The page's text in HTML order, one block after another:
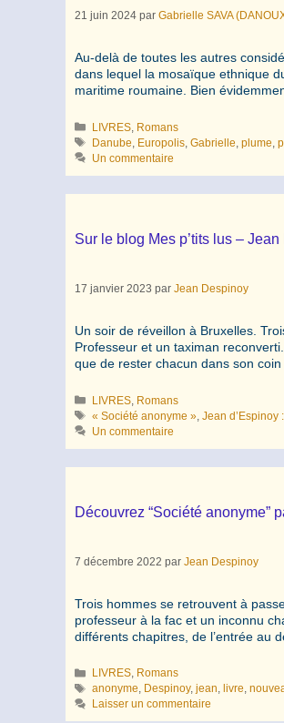
21 juin 2024 par Gabrielle SAVA
Au-delà de toutes les autres
dans lequel la mosaïque ethnique
maritime roumaine. Bien
Catégories
LIVRES, Romans
Étiquettes
Danube, Europolis,Gabrielle,plume,
Un commentaire
Sur le blog Mes p’tits lus –
17 janvier 2023 par Jean Despinoy
Un soir de réveillon à Bruxelles.
Professeur et un taximan
que de rester chacun dans son
Catégories
LIVRES Romans
Étiquettes
« Société anonyme » ,Jean d’Espinoy
Un commentaire
Découvrez “Société anonyme”
7 décembre 2022 par Jean Despinoy
Trois hommes se retrouvent à
professeur à la fac et un inconnu
différents chapitres, de l’entrée au
Catégories
LIVRES, Romans
Étiquettes
anonyme, Despinoy,jean, livre,
Laisser un commentaire